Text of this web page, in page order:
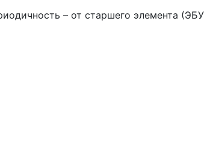
– от старшего элемента